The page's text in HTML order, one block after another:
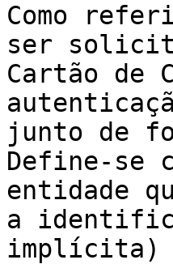
Como
ser
Cartão de
junto de
Define-se
entidade
a
implícita)